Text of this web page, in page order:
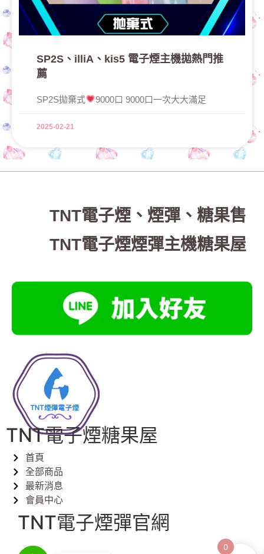
SP2S、illiA、kis5 電子煙主機拋熱門推
薦
SP2S拋棄式 9000口 9000口一次大大滿足
2025-02-21
TNT電子煙 、 煙彈、糖果售
TNT電子煙煙彈主機糖果屋
TNT電子煙糖果屋
首頁
全部商品
最新消息
會員中心
TNT電子煙彈官網
0